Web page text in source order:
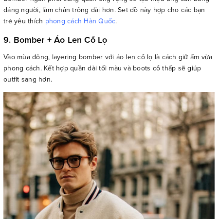
dáng người, làm chân trông dài hơn. Set đồ này hợp cho các bạn
trẻ yêu thích phong cách Hàn Quốc.
9. Bomber + Áo Len Cổ Lọ
Vào mùa đông, layering bomber với áo len cổ lọ là cách giữ ấm vừa
phong cách. Kết hợp quần dài tối màu và boots cổ thấp sẽ giúp
outfit sang hơn.